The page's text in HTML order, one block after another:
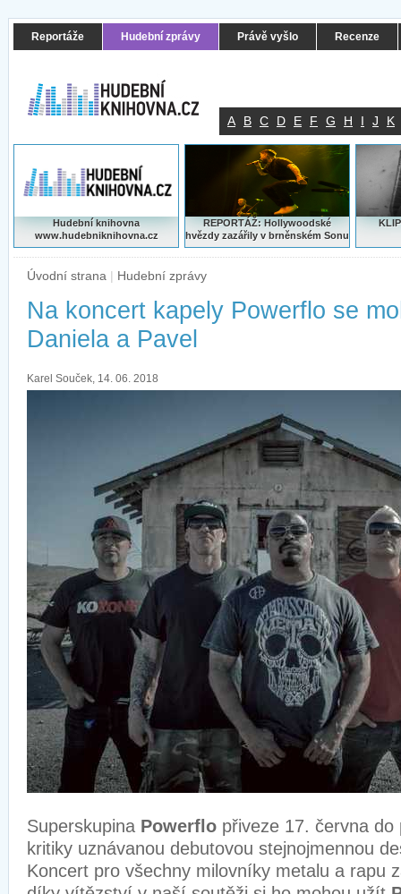
Reportáže Hudební zprávy Právě vyšlo Recenze
A B C D E F G H I J K
Hudební knihovna
www.hudebniknihovna.cz
REPORTÁŽ: Hollywoodské
hvězdy zazářily v brněnském Sonu
Úvodní strana | Hudební zprávy
Na koncert kapely Powerflo se
Daniela a Pavel
Karel Souček, 14. 06. 2018
Superskupina Powerflo přiveze 17. června do
kritiky uznávanou debutovou stejnojmennou
Koncert pro všechny milovníky metalu a rapu